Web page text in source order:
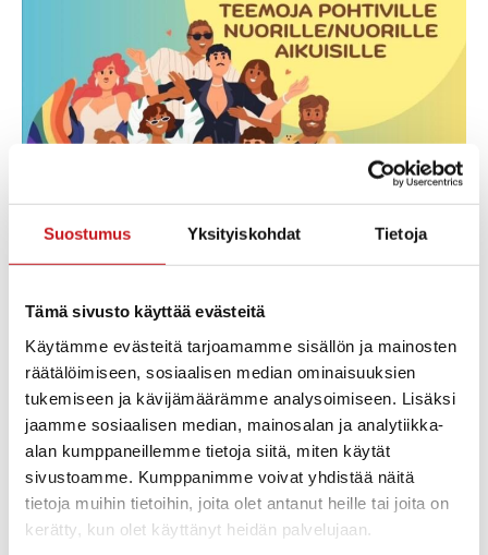
Suostumus Yksityiskohdat Tietoja
Tämä sivusto käyttää evästeitä
Käytämme evästeitä tarjoamamme sisällön ja mainosten
räätälöimiseen, sosiaalisen median ominaisuuksien
tukemiseen ja kävijämäärämme analysoimiseen. Lisäksi
jaamme sosiaalisen median, mainosalan ja analytiikka-
alan kumppaneillemme tietoja siitä, miten käytät
sivustoamme. Kumppanimme voivat yhdistää näitä
tietoja muihin tietoihin, joita olet antanut heille tai joita on
kerätty, kun olet käyttänyt heidän palvelujaan.
Moninaisuus mielessä.
TIEDOT
Alkaa:
keskiviikko 25.3.2026 16:00
Loppuu:
maanantai 20.4.2026 18:00
Hinta:
Ilmainen
JÄRJESTÄJÄ
Rautalammin nuorisotoimi
Sähköposti
rautalammin.kirjasto@rauta
lampi.fi